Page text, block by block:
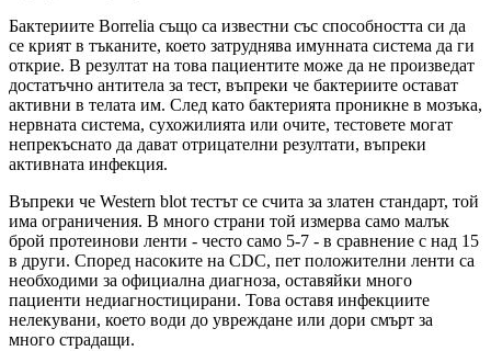
Бактериите Borrelia също са известни със способността си да
се крият в тъканите, което затруднява имунната система да ги
открие. В резултат на това пациентите може да не произведат
достатъчно антитела за тест, въпреки че бактериите остават
активни в телата им. След като бактерията проникне в мозъка,
нервната система, сухожилията или очите, тестовете могат
непрекъснато да дават отрицателни резултати, въпреки
активната инфекция.
Въпреки че Western blot тестът се счита за златен стандарт, той
има ограничения. В много страни той измерва само малък
брой протеинови ленти - често само 5-7 - в сравнение с над 15
в други. Според насоките на CDC, пет положителни ленти са
необходими за официална диагноза, оставяйки много
пациенти недиагностицирани. Това оставя инфекциите
нелекувани, което води до увреждане или дори смърт за
много страдащи.